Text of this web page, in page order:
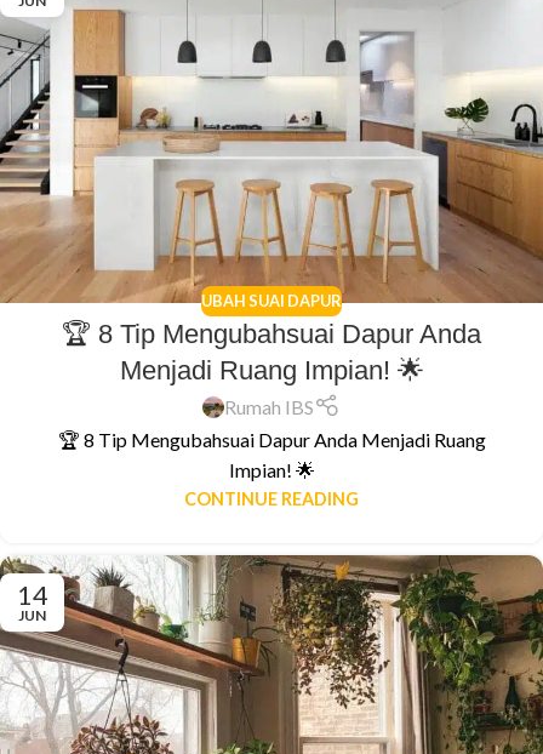
UBAH SUAI DAPUR
🏆 8 Tip Mengubahsuai Dapur Anda
Menjadi Ruang Impian! 🌟
Rumah IBS
🏆 8 Tip Mengubahsuai Dapur Anda Menjadi Ruang
Impian! 🌟
CONTINUE READING
14
JUN